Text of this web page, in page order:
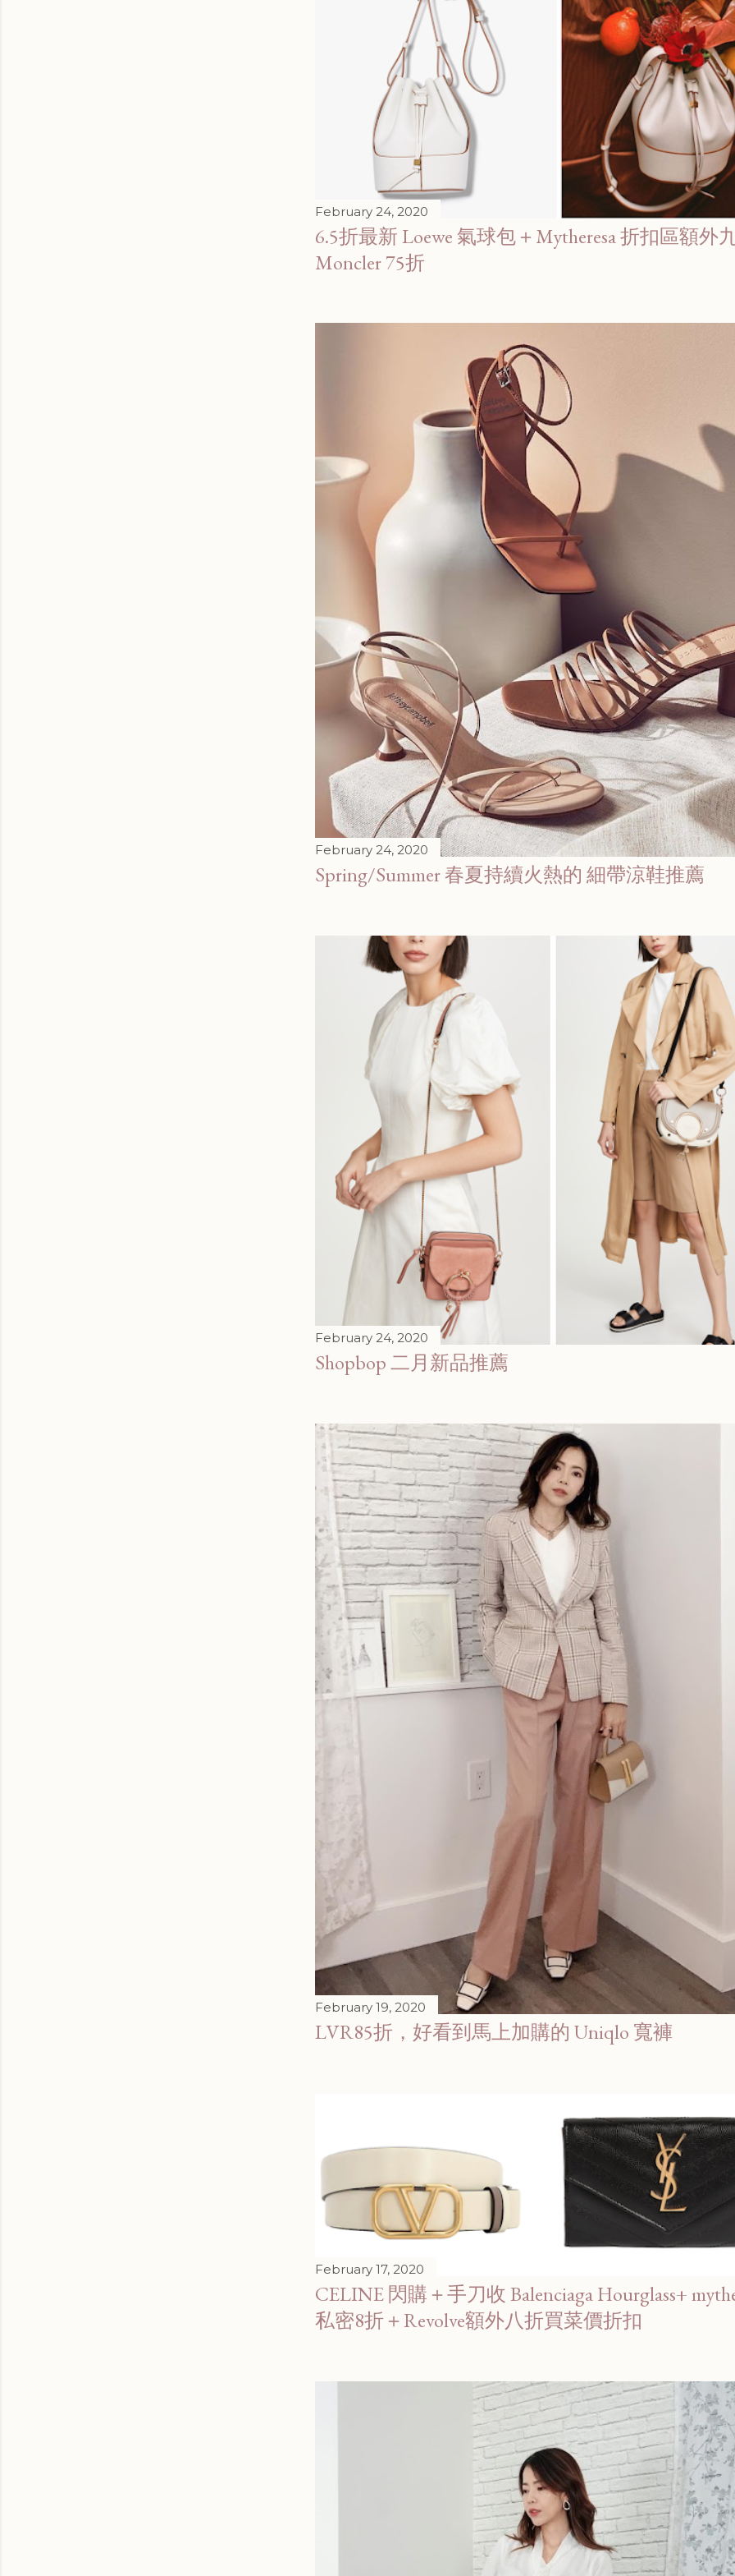
February 24, 2020
6.5折最新 Loewe 氣球包＋Mytheresa 折扣區額外
Moncler 75折
February 24, 2020
Spring/Summer 春夏持續火熱的 細帶涼鞋推薦
February 24, 2020
Shopbop 二月新品推薦
February 19, 2020
LVR85折，好看到馬上加購的 Uniqlo 寬褲
February 17, 2020
CELINE 閃購＋手刀收 Balenciaga Hourglass+
私密8折＋Revolve額外八折買菜價折扣